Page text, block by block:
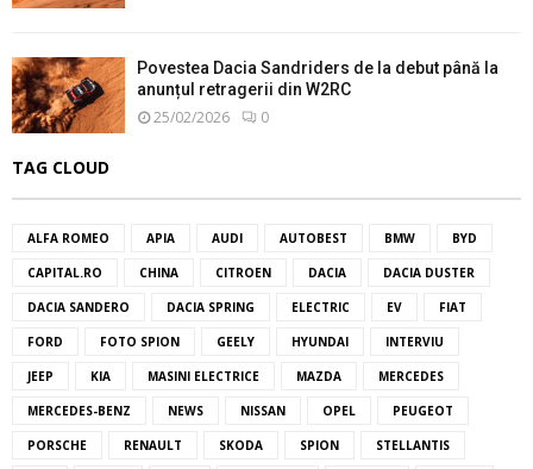
Povestea Dacia Sandriders de la debut până la
anunțul retragerii din W2RC
25/02/2026 0
TAG CLOUD
ALFA ROMEO APIA AUDI AUTOBEST BMW BYD
CAPITAL.RO CHINA CITROEN DACIA DACIA DUSTER
DACIA SANDERO DACIA SPRING ELECTRIC EV FIAT
FORD FOTO SPION GEELY HYUNDAI INTERVIU
JEEP KIA MASINI ELECTRICE MAZDA MERCEDES
MERCEDES-BENZ NEWS NISSAN OPEL PEUGEOT
PORSCHE RENAULT SKODA SPION STELLANTIS